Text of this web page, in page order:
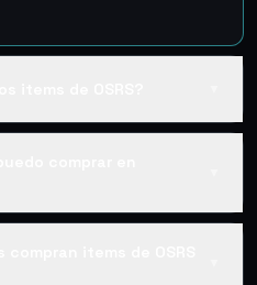
comprar en
items de OSRS